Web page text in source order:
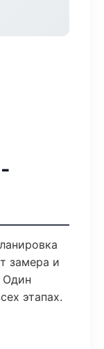
замера и
Один
этапах.